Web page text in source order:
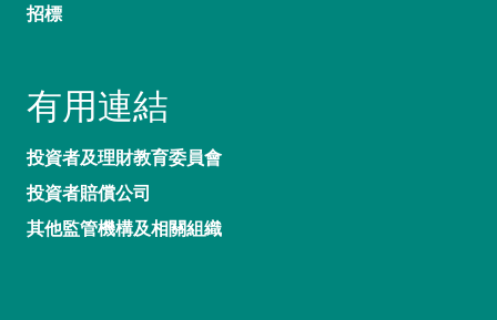
招標
有用連結
投資者及理財教育委員會
投資者賠償公司
其他監管機構及相關組織